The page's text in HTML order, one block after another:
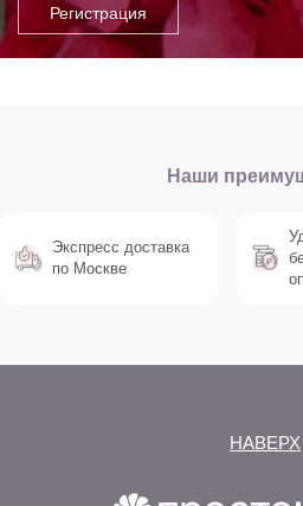
Наши
Экспресс доставка
по Москве
НАВЕРХ